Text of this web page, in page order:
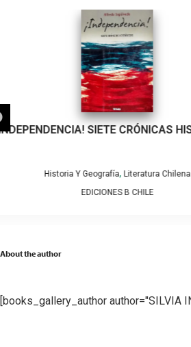
¡BUENAS NOCHES, SANTIAGO…!
Literatura Chilena,Literatura
MUÑOZ ROMERO,
About the author
[books_gallery_author author="SILVIA